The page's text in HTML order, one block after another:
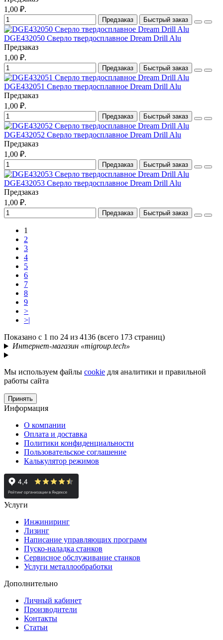
1,00 ₽.
Предзаказ Быстрый заказ
DGE432050 Сверло твердосплавное Dream Drill Alu
Предзаказ
1,00 ₽.
Предзаказ Быстрый заказ
DGE432051 Сверло твердосплавное Dream Drill Alu
Предзаказ
1,00 ₽.
Предзаказ Быстрый заказ
DGE432052 Сверло твердосплавное Dream Drill Alu
Предзаказ
1,00 ₽.
Предзаказ Быстрый заказ
DGE432053 Сверло твердосплавное Dream Drill Alu
Предзаказ
1,00 ₽.
Предзаказ Быстрый заказ
1
2
3
4
5
6
7
8
9
>
>|
Показано с 1 по 24 из 4136 (всего 173 страниц)
Интернет-магазин «migroup.tech»
Мы используем файлы cookie для аналитики и правильной
работы сайта
Принять
Информация
О компании
Оплата и доставка
Политики конфиденциальности
Пользовательское соглашение
Калькулятор режимов
Услуги
Инжиниринг
Лизинг
Написание управляющих программ
Пуско-наладка станков
Сервисное обслуживание станков
Услуги металлообработки
Дополнительно
Личный кабинет
Производители
Контакты
Статьи